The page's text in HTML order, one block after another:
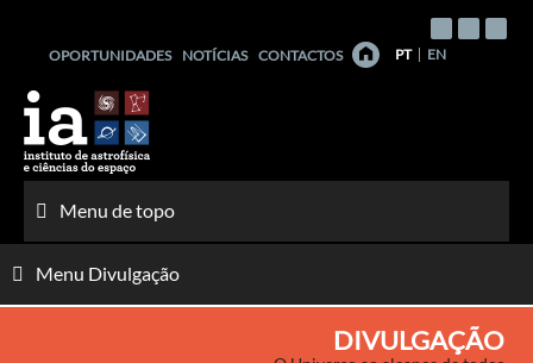
conteúdo
OPORTUNIDADES NOTÍCIAS CONTACTOS PT EN
Menu de topo
Menu Divulgação
DIVULGAÇÃO